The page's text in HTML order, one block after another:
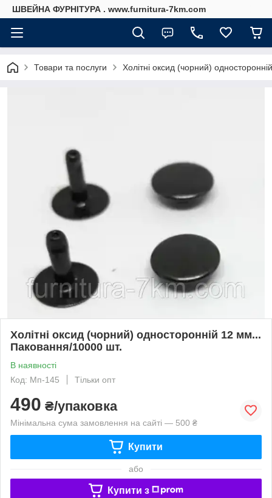
ШВЕЙНА ФУРНІТУРА . www.furnitura-7km.com
Товари та послуги Холітні оксид (чорний)
Холітні оксид (чорний) односторонній 12 мм...
Паковання/10000 шт.
В наявності
Код: Мп-145
Тільки опт
490 ₴/упаковка
Мінімальна сума замовлення на сайті — 500 ₴
Купити
або
Купити з